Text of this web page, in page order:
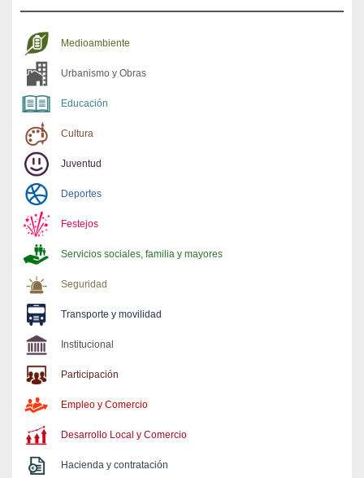
Medioambiente
Urbanismo y Obras
Educación
Cultura
Juventud
Deportes
Festejos
Servicios sociales, familia y mayores
Seguridad
Transporte y movilidad
Institucional
Participación
Empleo y Comercio
Desarrollo Local y Comercio
Hacienda y contratación